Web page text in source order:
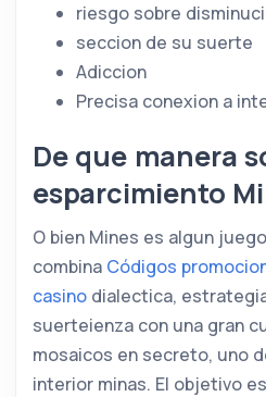
riesgo sobre
seccion de su suerte
Adiccion
Precisa conexion a
De que manera
esparcimiento
O bien Mines es algun
combina Códigos
casino dialectica,
suerteienza con una gran
mosaicos en secreto, uno
interior minas. El objetivo